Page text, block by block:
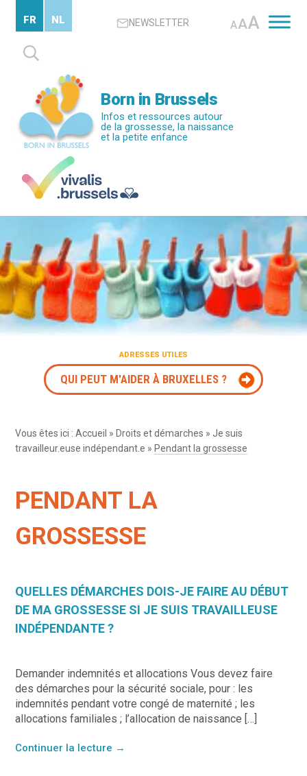
contenu
principal
NEWSLETTER AAA
Rechercher :
FR NL
Born in Brussels
Infos et ressources autour
de la grossesse, la naissance
et la petite enfance
ADRESSES UTILES
QUI PEUT M'AIDER À BRUXELLES ?
Vous êtes ici :Accueil » Droits et démarches » Je suis
travailleur.euse indépendant.e » Pendant la grossesse
PENDANT LA
GROSSESSE
QUELLES DÉMARCHES DOIS-JE FAIRE AU DÉBUT
DE MA GROSSESSE SI JE SUIS TRAVAILLEUSE
INDÉPENDANTE ?
Demander indemnités et allocations Vous devez faire
des démarches pour la sécurité sociale, pour : les
indemnités pendant votre congé de maternité ; les
allocations familiales ; l’allocation de naissance […]
Continuer la lecture →